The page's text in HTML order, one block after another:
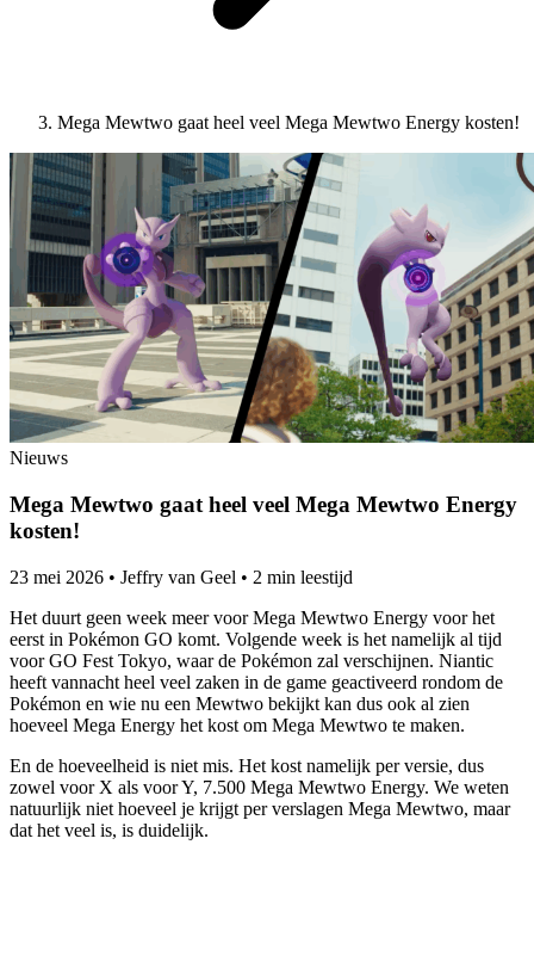
Mega Mewtwo gaat heel veel Mega Mewtwo Energy kosten!
Nieuws
Mega Mewtwo gaat heel veel Mega Mewtwo Energy
kosten!
23 mei 2026 • Jeffry van Geel • 2 min leestijd
Het duurt geen week meer voor Mega Mewtwo Energy voor het
eerst in Pokémon GO komt. Volgende week is het namelijk al tijd
voor GO Fest Tokyo, waar de Pokémon zal verschijnen. Niantic
heeft vannacht heel veel zaken in de game geactiveerd rondom de
Pokémon en wie nu een Mewtwo bekijkt kan dus ook al zien
hoeveel Mega Energy het kost om Mega Mewtwo te maken.
En de hoeveelheid is niet mis. Het kost namelijk per versie, dus
zowel voor X als voor Y, 7.500 Mega Mewtwo Energy. We weten
natuurlijk niet hoeveel je krijgt per verslagen Mega Mewtwo, maar
dat het veel is, is duidelijk.